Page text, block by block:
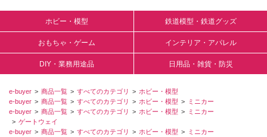
ホビー・模型 鉄道模型・鉄道グッズ
おもちゃ・ゲーム インテリア・アパレル
DIY・業務用途品 日用品・雑貨・防災
e-buyer 商品一覧 すべてのカテゴリ
ホビー・模型
e-buyer
商品一覧 すべてのカテゴリ ホビー・模型
ミニカー
e-buyer
商品一覧 すべてのカテゴリ ホビー・模型
ミニカー
ゲートウェイ
e-buyer
商品一覧 すべてのカテゴリ ホビー・模型
ミニカー